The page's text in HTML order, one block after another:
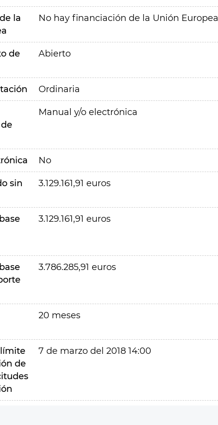
la
No hay financiación de la Unión Europea
de
Abierto
Ordinaria
Manual y/o electrónica
No
sin
3.129.161,91 euros
3.129.161,91 euros
3.786.285,91 euros
20 meses
de
7 de marzo del 2018 14:00